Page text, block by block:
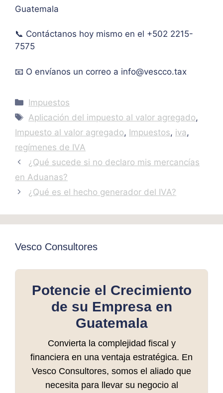
has
Guatemala
📞 Contáctanos hoy mismo en el +502 2215-
7575
📧 O envíanos un correo a info@vescco.tax
Categories
Impuestos
Tags
Aplicación del impuesto al valor agregado,
Impuesto al valor agregado, Impuestos, iva,
regímenes de IVA
¿Qué sucede si no declaro mis mercancías
en Aduanas?
¿Qué es el hecho generador del IVA?
Vesco Consultores
Potencie el Crecimiento
de su Empresa en
Guatemala
Convierta la complejidad fiscal y
financiera en una ventaja estratégica. En
Vesco Consultores, somos el aliado que
necesita para llevar su negocio al